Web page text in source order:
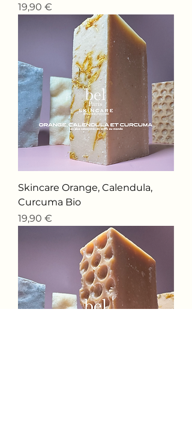
Precio
19,90 €
Skincare Orange, Calendula,
Curcuma Bio
Precio
19,90 €